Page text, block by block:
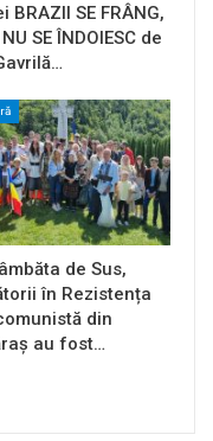
BRAZII SE FRÂNG,
SE ÎNDOIESC de
de Sus,
în Rezistența
din
au fost…